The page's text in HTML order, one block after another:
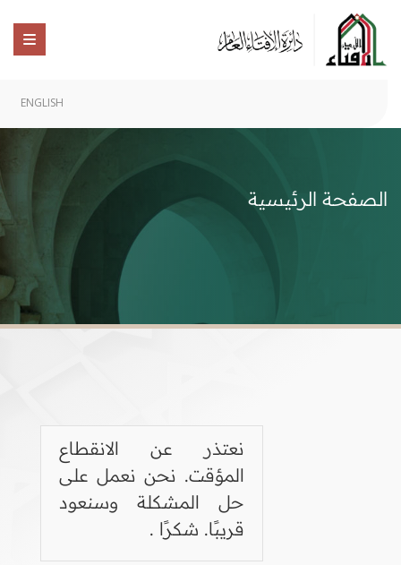
ENGLISH
الصفحة الرئيسية
نعتذر عن الانقطاع
المؤقت. نحن نعمل على
حل المشكلة وسنعود
قريبًا. شكرًا .